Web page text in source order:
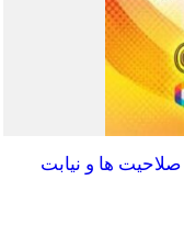
ها و نیابت